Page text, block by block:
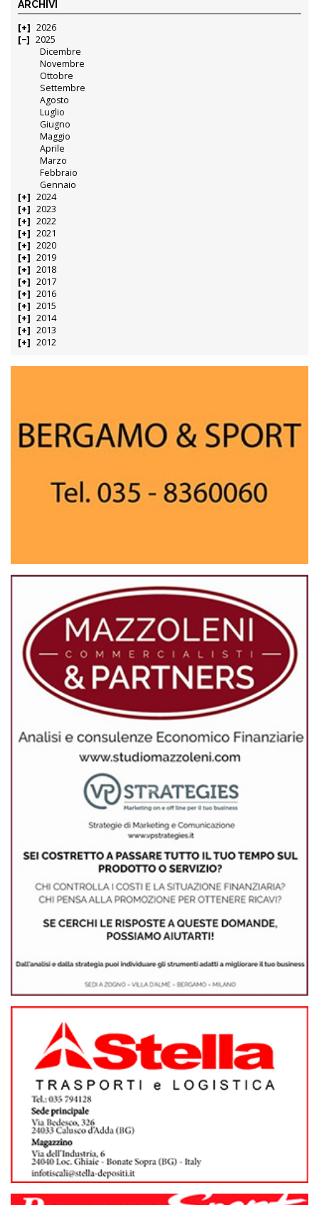
ARCHIVI
2026
2025
Dicembre
Novembre
Ottobre
Settembre
Agosto
Luglio
Giugno
Maggio
Aprile
Marzo
Febbraio
Gennaio
2024
2023
2022
2021
2020
2019
2018
2017
2016
2015
2014
2013
2012